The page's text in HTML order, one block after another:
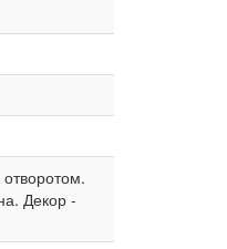
Декор -